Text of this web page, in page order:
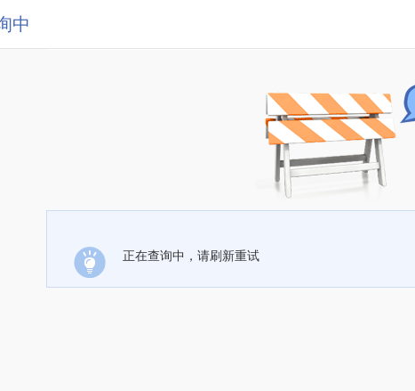
中
正在查询中，请刷新重试